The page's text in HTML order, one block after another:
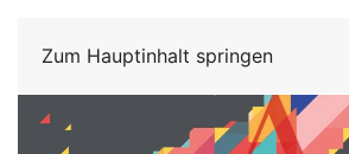
Zum Hauptinhalt springen